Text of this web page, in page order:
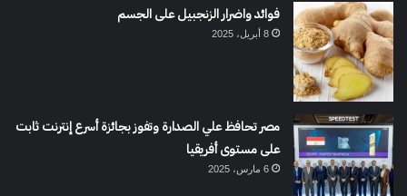
فوائد واضرار الزنجبيل على الجسم
8 أبريل، 2025
مصر تحافظ علي الصدارة وتفوز بجائزة أسرع إنترنت ثابت
على مستوى أفريقيا
6 مارس، 2025